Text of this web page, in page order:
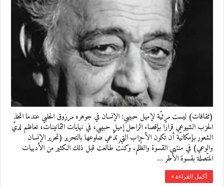
(ثقافات) ليست مرثيّة لإميل حبيبي: الإنسان في جوهره مرزوق الحلبي عندما اتخذ
الحزب الشيوعي قرارًا بإقصاء الراحل إميل حبيبي، في نهايات الثمانينات، تعاظم لديّ
الشعور بإمكانيّة أن تكون الأحزاب التي تدّعي ضلوعها بالتحرير (تحرير الإنسان
والوعي) في منتهى القسوة والظُلم. وكنتُ طالعت قبل ذلك الكثير من الأدبيات
المتّصلة بقسوة الأطر …
أكمل القراءة »